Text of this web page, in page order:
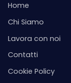
Home
Chi Siamo
Lavora con noi
Contatti
Cookie Policy